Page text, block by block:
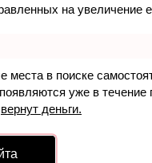
на увеличение
места в поиске
уже в
вернут деньги.